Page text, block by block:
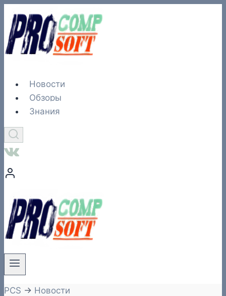
Перейти
содержимому
Новости
Обзоры
Знания
PCS → Новости